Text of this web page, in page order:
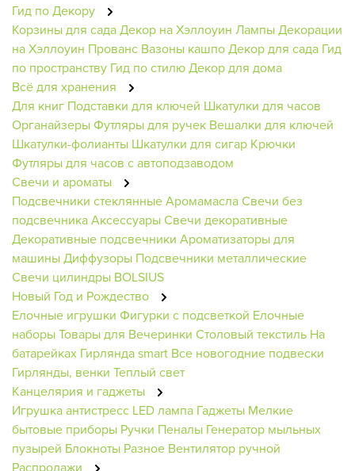
Гид по Декору
Корзины для садаДекор на Хэллоуин ЛампыДекорации
на Хэллоуин Прованс Вазоны кашпоДекор для сада Гид
по пространству Гид по стилюДекор для дома
Всё для хранения
Для книг Подставки для ключей Шкатулки для часов
ОрганайзерыФутляры для ручек Вешалки для ключей
Шкатулки-фолианты Шкатулки для сигар Крючки
Футляры для часов с автоподзаводом
Свечи и ароматы
Подсвечники стеклянныеАромамаслаСвечи без
подсвечникаАксессуарыСвечи декоративные
Декоративные подсвечники Ароматизаторы для
машиныДиффузоры Подсвечники металлические
Свечи цилиндры BOLSIUS
Новый Год и Рождество
Елочные игрушки Фигурки с подсветкой Елочные
наборыТовары для Вечеринки Столовый текстиль На
батарейках Гирлянда smart Все новогодние подвески
Гирлянды, венки Теплый свет
Канцелярия и гаджеты
Игрушка антистресс LED лампа Гаджеты Мелкие
бытовые приборы Ручки Пеналы Генератор мыльных
пузырей Блокноты Разное Вентилятор ручной
Распродажи